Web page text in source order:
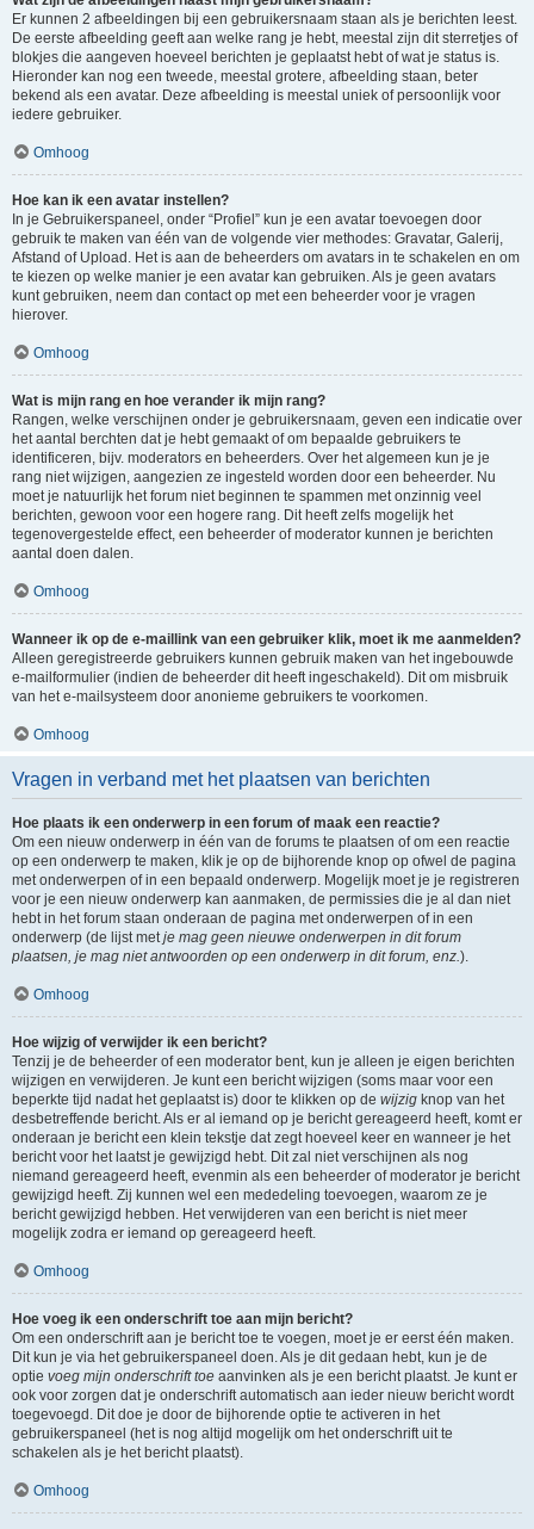
Er kunnen 2 afbeeldingen bij een gebruikersnaam staan als je berichten leest.
De eerste afbeelding geeft aan welke rang je hebt, meestal zijn dit sterretjes of
blokjes die aangeven hoeveel berichten je geplaatst hebt of wat je status is.
Hieronder kan nog een tweede, meestal grotere, afbeelding staan, beter
bekend als een avatar. Deze afbeelding is meestal uniek of persoonlijk voor
iedere gebruiker.
Omhoog
Hoe kan ik een avatar instellen?
In je Gebruikerspaneel, onder “Profiel” kun je een avatar toevoegen door
gebruik te maken van één van de volgende vier methodes: Gravatar, Galerij,
Afstand of Upload. Het is aan de beheerders om avatars in te schakelen en om
te kiezen op welke manier je een avatar kan gebruiken. Als je geen avatars
kunt gebruiken, neem dan contact op met een beheerder voor je vragen
hierover.
Omhoog
Wat is mijn rang en hoe verander ik mijn rang?
Rangen, welke verschijnen onder je gebruikersnaam, geven een indicatie over
het aantal berchten dat je hebt gemaakt of om bepaalde gebruikers te
identificeren, bijv. moderators en beheerders. Over het algemeen kun je je
rang niet wijzigen, aangezien ze ingesteld worden door een beheerder. Nu
moet je natuurlijk het forum niet beginnen te spammen met onzinnig veel
berichten, gewoon voor een hogere rang. Dit heeft zelfs mogelijk het
tegenovergestelde effect, een beheerder of moderator kunnen je berichten
aantal doen dalen.
Omhoog
Wanneer ik op de e-maillink van een gebruiker klik, moet ik me aanmelden?
Alleen geregistreerde gebruikers kunnen gebruik maken van het ingebouwde
e-mailformulier (indien de beheerder dit heeft ingeschakeld). Dit om misbruik
van het e-mailsysteem door anonieme gebruikers te voorkomen.
Omhoog
Vragen in verband met het plaatsen van berichten
Hoe plaats ik een onderwerp in een forum of maak een reactie?
Om een nieuw onderwerp in één van de forums te plaatsen of om een reactie
op een onderwerp te maken, klik je op de bijhorende knop op ofwel de pagina
met onderwerpen of in een bepaald onderwerp. Mogelijk moet je je registreren
voor je een nieuw onderwerp kan aanmaken, de permissies die je al dan niet
hebt in het forum staan onderaan de pagina met onderwerpen of in een
onderwerp (de lijst metje mag geen nieuwe onderwerpen in dit forum
plaatsen, je mag niet antwoorden op een onderwerp in dit forum, enz.).
Omhoog
Hoe wijzig of verwijder ik een bericht?
Tenzij je de beheerder of een moderator bent, kun je alleen je eigen berichten
wijzigen en verwijderen. Je kunt een bericht wijzigen (soms maar voor een
beperkte tijd nadat het geplaatst is) door te klikken op de wijzig knop van het
desbetreffende bericht. Als er al iemand op je bericht gereageerd heeft, komt er
onderaan je bericht een klein tekstje dat zegt hoeveel keer en wanneer je het
bericht voor het laatst je gewijzigd hebt. Dit zal niet verschijnen als nog
niemand gereageerd heeft, evenmin als een beheerder of moderator je bericht
gewijzigd heeft. Zij kunnen wel een mededeling toevoegen, waarom ze je
bericht gewijzigd hebben. Het verwijderen van een bericht is niet meer
mogelijk zodra er iemand op gereageerd heeft.
Omhoog
Hoe voeg ik een onderschrift toe aan mijn bericht?
Om een onderschrift aan je bericht toe te voegen, moet je er eerst één maken.
Dit kun je via het gebruikerspaneel doen. Als je dit gedaan hebt, kun je de
optie voeg mijn onderschrift toe aanvinken als je een bericht plaatst. Je kunt er
ook voor zorgen dat je onderschrift automatisch aan ieder nieuw bericht wordt
toegevoegd. Dit doe je door de bijhorende optie te activeren in het
gebruikerspaneel (het is nog altijd mogelijk om het onderschrift uit te
schakelen als je het bericht plaatst).
Omhoog